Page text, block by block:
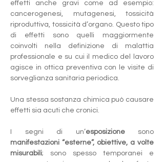
effetti anche gravi come ad esempio:
cancerogenesi, mutagenesi, tossicità
riproduttiva, tossicità d’organo. Questo tipo
di effetti sono quelli maggiormente
coinvolti nella definizione di malattia
professionale e su cui il medico del lavoro
agisce in ottica preventiva con le visite di
sorveglianza sanitaria periodica.
Una stessa sostanza chimica può causare
effetti sia acuti che cronici.
I segni di un’esposizione
manifestazioni “esterne”, obiettive, a volte
misurabili; sono spesso temporanei e